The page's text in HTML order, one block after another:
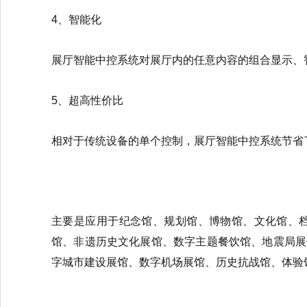
4、智能化
展厅智能中控系统对展厅内的任意内容的组合显示
5、超高性价比
相对于传统设备的单个控制，展厅智能中控系统节
主要是应用于纪念馆、规划馆、博物馆、文化馆
馆、非遗历史文化展馆、数字主题餐饮馆、地震局
字城市建设展馆、数字机场展馆、历史抗战馆、体